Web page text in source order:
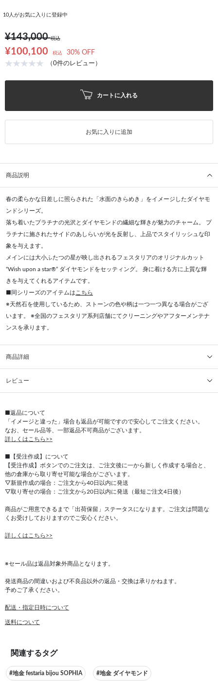
10 人がお気に入りに登録中
¥143,000税込
¥100,100 税込 30% OFF
（0件のレビュー）
カートに入れる
お気に入りに追加
商品説明
春の柔らかな日差しに照らされた「水面のきらめき」をイメージしたダイヤモ
ンドシリーズ。
落ち着いたプラチナの光沢とダイヤモンドの繊細な輝きが魅力のチャーム。 プ
ラチナに施されたサイドのあしらいが光を反射し、上品でスタイリッシュな印
象を与えます。
メインには大小ふたつの星が映し出されるフェスタリアのオリジナルカット
“Wish upon a star®” ダイヤモンドをセッティング。 身に着ける方に上質な輝
きを与えてくれるアイテムです。
■同シリーズのアイテムは こちら
※天然石を使用しているため、ストーンの色や柄は一つ一つ異なる場合がござ
います。 ※全国のフェスタリア系列店舗にてクリーニングやアフターメンテナ
ンスを承ります。
商品詳細
レビュー
■返品について
「イメージと違った」場合も返品が可能ですので安心してご注文ください。
なお、セール品等、一部返品不可商品がございます。
詳しくはこちら>>
■【受注作成】について
【受注作成】ボタンでのご注文は、ご注文後に一から新しく作成する場合と、
他の倉庫から取り寄せ可能な場合がございます。
▽新規作成の場合：ご注文から40日以内に発送
▽取り寄せの場合：ご注文から20日以内に発送（最短ご注文4日後）
商品がご用意できるまで「出荷保留」ステータスになります。ご注文は問題な
くお受けしておりますのでご安心ください。
詳しくはこちら>>
※セール品は返品対象外商品となります。
発送商品の間違いおよび不良品以外の返品・交換は承りかねます。
予めご了承ください。
配送・指定日時について
送料について
関連するタグ
#地金 festaria bijou SOPHIA #地金 ダイヤモンド